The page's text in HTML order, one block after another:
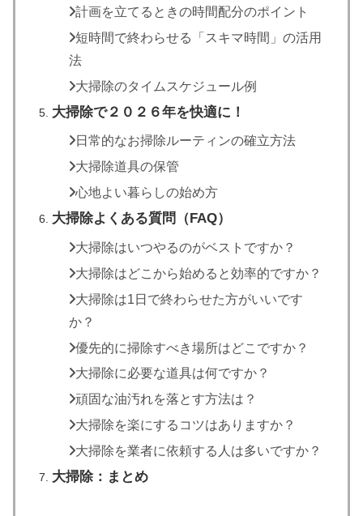
計画を立てるときの時間配分のポイント
短時間で終わらせる「スキマ時間」の活用
法
大掃除のタイムスケジュール例
大掃除で２０２６年を快適に！
日常的なお掃除ルーティンの確立方法
大掃除道具の保管
心地よい暮らしの始め方
大掃除よくある質問（FAQ）
大掃除はいつやるのがベストですか？
大掃除はどこから始めると効率的ですか？
大掃除は1日で終わらせた方がいいです
か？
優先的に掃除すべき場所はどこですか？
大掃除に必要な道具は何ですか？
頑固な油汚れを落とす方法は？
大掃除を楽にするコツはありますか？
大掃除を業者に依頼する人は多いですか？
大掃除：まとめ